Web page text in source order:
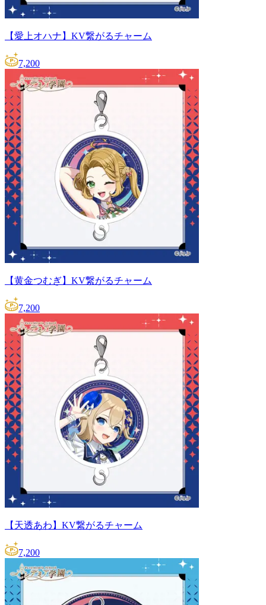
【愛上オハナ】KV繋がるチャーム
7,200
【黄金つむぎ】KV繋がるチャーム
7,200
【天透あわ】KV繋がるチャーム
7,200